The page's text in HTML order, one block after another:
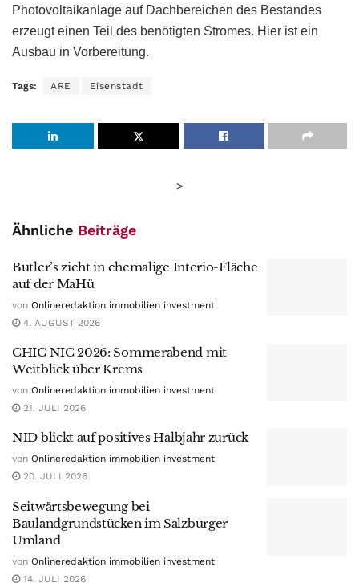
Photovoltaikanlage auf Dachbereichen des Bestandes
erzeugt einen Teil des benötigten Stromes. Hier ist ein
Ausbau in Vorbereitung.
Tags: ARE Eisenstadt
>
Ähnliche Beiträge
Butler’s zieht in ehemalige Interio-Fläche
auf der MaHü
von Onlineredaktion immobilien investment
4. AUGUST 2026
CHIC NIC 2026: Sommerabend mit
Weitblick über Krems
von Onlineredaktion immobilien investment
21. JULI 2026
NID blickt auf positives Halbjahr zurück
von Onlineredaktion immobilien investment
20. JULI 2026
Seitwärtsbewegung bei
Baulandgrundstücken im Salzburger
Umland
von Onlineredaktion immobilien investment
14. JULI 2026